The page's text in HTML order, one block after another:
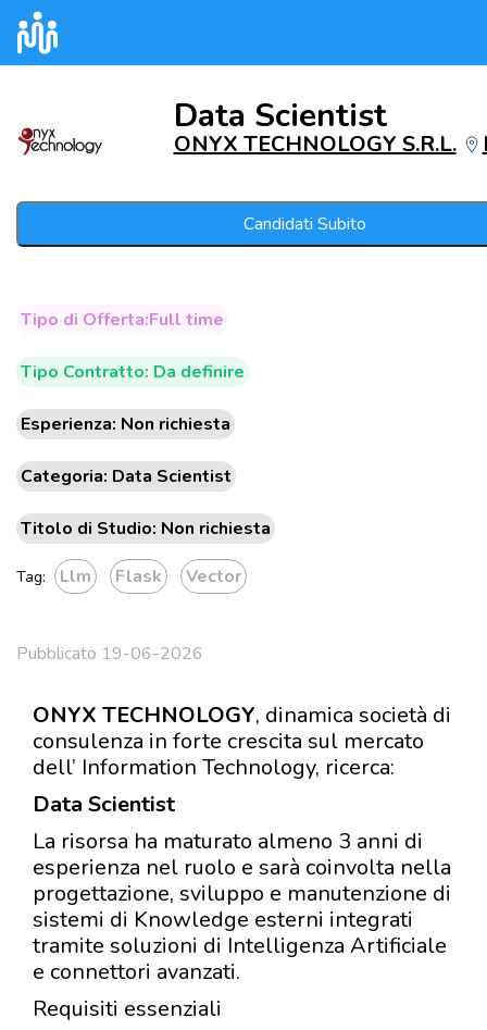
Data Scientist
ONYX TECHNOLOGY S.R.L.
Candidati Subito
Tipo di Offerta:Full time
Tipo Contratto: Da definire
Esperienza: Non richiesta
Categoria: Data Scientist
Titolo di Studio: Non richiesta
Tag: Llm Flask Vector
Pubblicato 19-06-2026
ONYX TECHNOLOGY, dinamica società di
consulenza in forte crescita sul mercato
dell’ Information Technology, ricerca:
Data Scientist
La risorsa ha maturato almeno 3 anni di
esperienza nel ruolo e sarà coinvolta nella
progettazione, sviluppo e manutenzione di
sistemi di Knowledge esterni integrati
tramite soluzioni di Intelligenza Artificiale
e connettori avanzati.
Requisiti essenziali